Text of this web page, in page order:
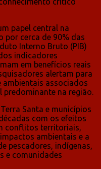
papel central na
por cerca de 90% das
Interno Bruto (PIB)
indicadores
em benefícios reais
alertam para
associados
predominante na região.
Santa e municípios
com os efeitos
conflitos territoriais,
ambientais e a
pescadores, indígenas,
e comunidades